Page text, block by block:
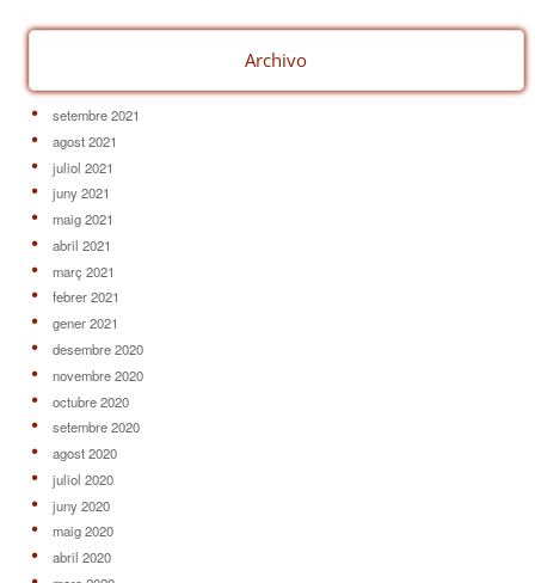
Archivo
setembre 2021
agost 2021
juliol 2021
juny 2021
maig 2021
abril 2021
març 2021
febrer 2021
gener 2021
desembre 2020
novembre 2020
octubre 2020
setembre 2020
agost 2020
juliol 2020
juny 2020
maig 2020
abril 2020